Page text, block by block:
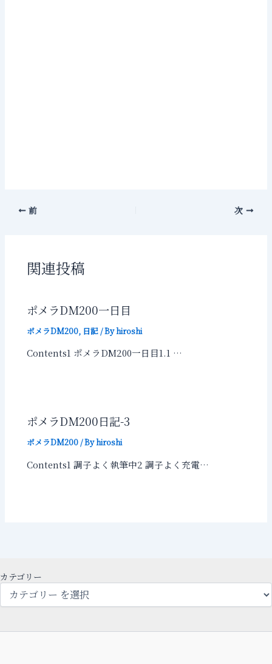
前 次
関連投稿
ポメラDM200一日目
ポメラDM200, 日記 / Byhiroshi
Contents1 ポメラDM200一日目1.1 …
ポメラDM200日記-3
ポメラDM200/ Byhiroshi
Contents1 調子よく執筆中2 調子よく充電…
カテゴリー